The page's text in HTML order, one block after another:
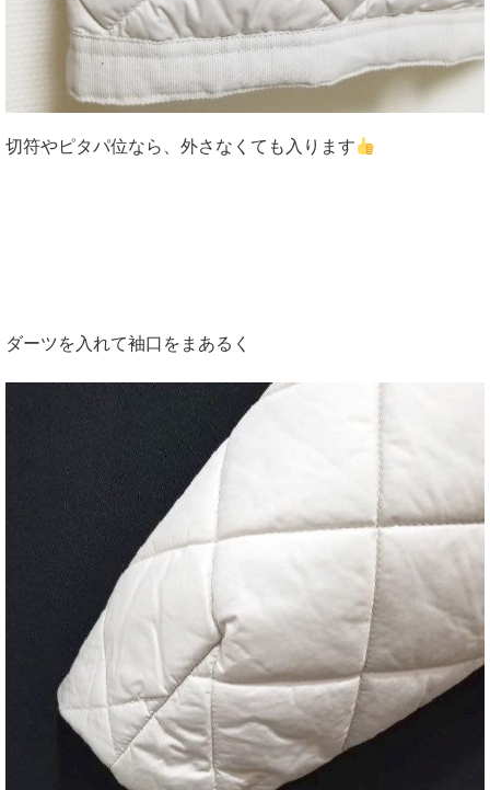
切符やピタパ位なら、外さなくても入ります
ダーツを入れて袖口をまあるく